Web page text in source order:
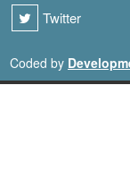
Twitter
Coded by